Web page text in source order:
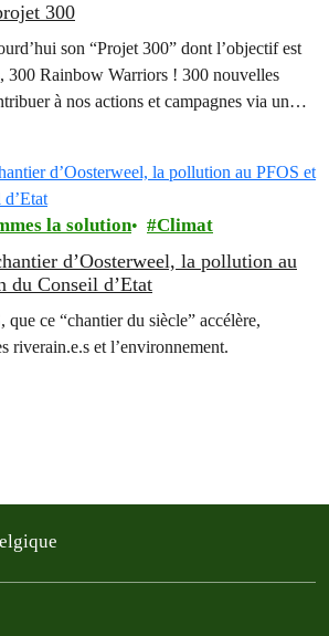
300
son “Projet 300” dont l’objectif est
300 Rainbow Warriors ! 300 nouvelles
à nos actions et campagnes via un
la solution Climat
d’Oosterweel, la pollution au
du Conseil d’Etat
ce “chantier du siècle” accélère,
riverain.e.s et l’environnement.